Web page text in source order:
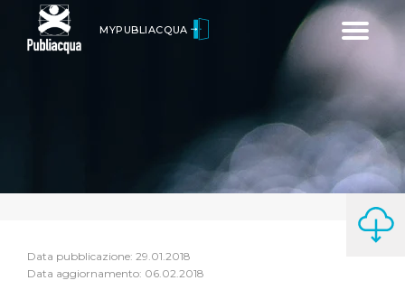
Toggle
MYPUBLIACQUA
Data pubblicazione: 29.01.2018
Data aggiornamento: 06.02.2018